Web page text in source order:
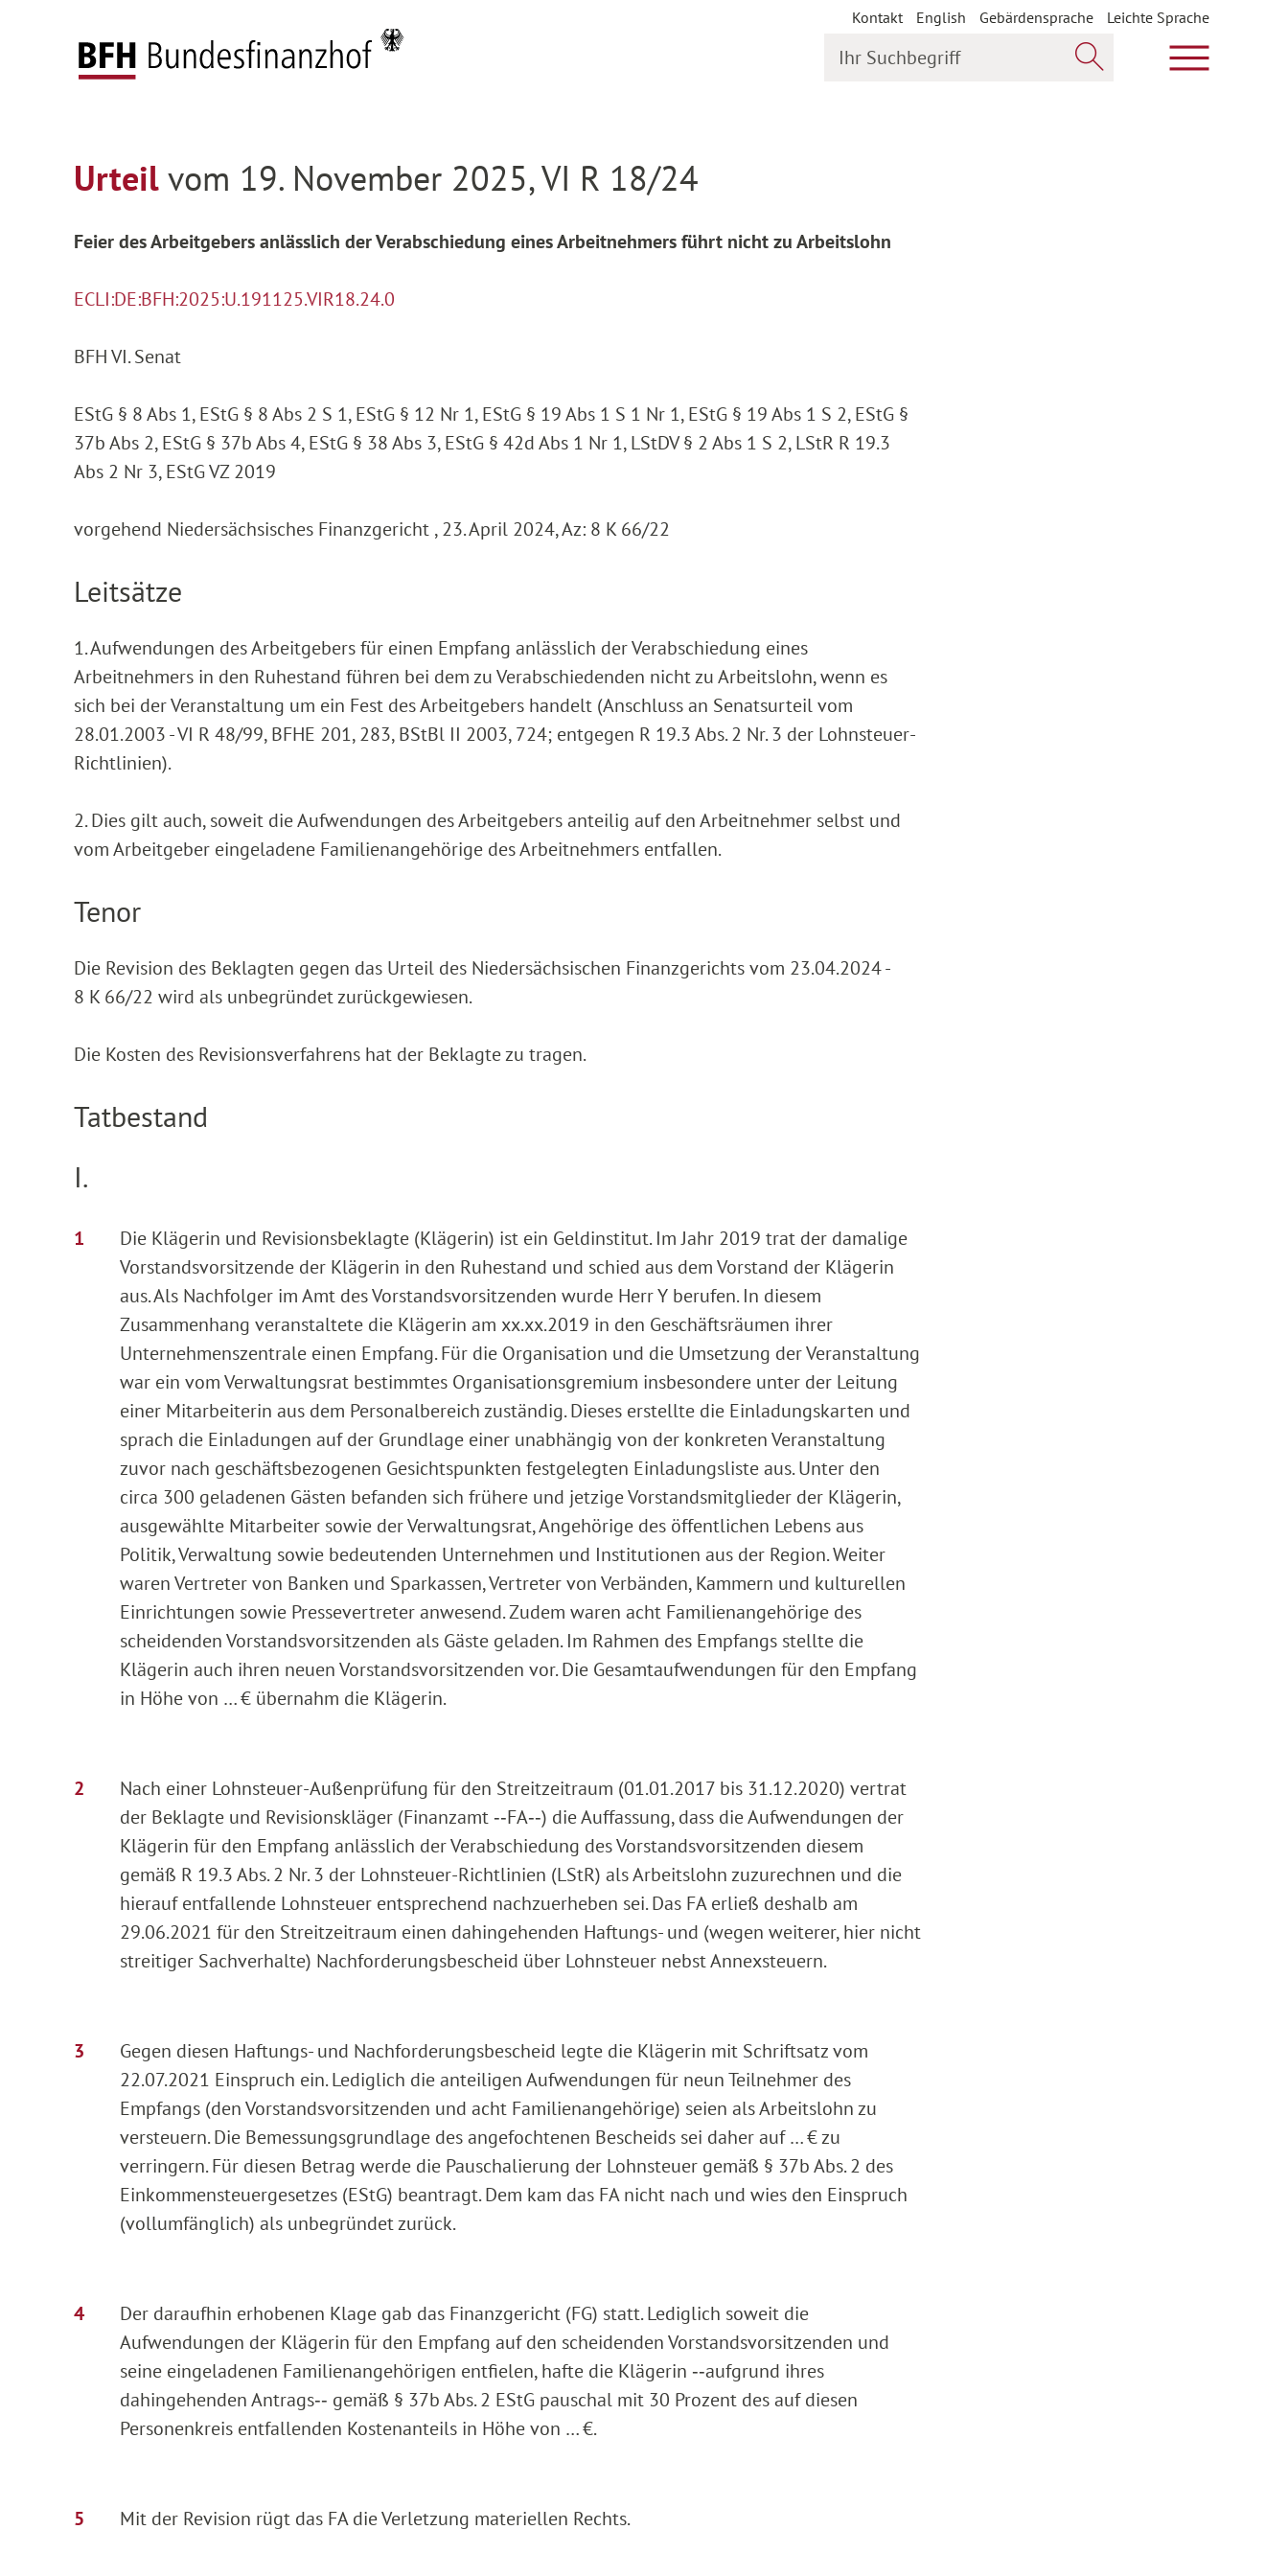
Kontakt English Gebärdensprache
Leichte Sprache
Hauptmenü
Startseite
Urteilvom 19. November 2025, VI R 18/24
Feier des Arbeitgebers anlässlich der Verabschiedung eines Arbeitnehmers führt nicht zu Arbeitslohn
ECLI:DE:BFH:2025:U.191125.VIR18.24.0
BFH VI. Senat
EStG § 8 Abs 1, EStG § 8 Abs 2 S 1, EStG § 12 Nr 1, EStG § 19 Abs 1 S 1 Nr 1, EStG § 19 Abs 1 S 2, EStG §
37b Abs 2, EStG § 37b Abs 4, EStG § 38 Abs 3, EStG § 42d Abs 1 Nr 1, LStDV § 2 Abs 1 S 2, LStR R 19.3
Abs 2 Nr 3, EStG VZ 2019
vorgehend Niedersächsisches Finanzgericht , 23. April 2024, Az: 8 K 66/22
Leitsätze
1. Aufwendungen des Arbeitgebers für einen Empfang anlässlich der Verabschiedung eines
Arbeitnehmers in den Ruhestand führen bei dem zu Verabschiedenden nicht zu Arbeitslohn, wenn es
sich bei der Veranstaltung um ein Fest des Arbeitgebers handelt (Anschluss an Senatsurteil vom
28.01.2003 - VI R 48/99, BFHE 201, 283, BStBl II 2003, 724; entgegen R 19.3 Abs. 2 Nr. 3 der Lohnsteuer-
Richtlinien).
2. Dies gilt auch, soweit die Aufwendungen des Arbeitgebers anteilig auf den Arbeitnehmer selbst und
vom Arbeitgeber eingeladene Familienangehörige des Arbeitnehmers entfallen.
Tenor
Die Revision des Beklagten gegen das Urteil des Niedersächsischen Finanzgerichts vom 23.04.2024 -
8 K 66/22 wird als unbegründet zurückgewiesen.
Die Kosten des Revisionsverfahrens hat der Beklagte zu tragen.
Tatbestand
I.
Die Klägerin und Revisionsbeklagte (Klägerin) ist ein Geldinstitut. Im Jahr 2019 trat der damalige
Vorstandsvorsitzende der Klägerin in den Ruhestand und schied aus dem Vorstand der Klägerin
aus. Als Nachfolger im Amt des Vorstandsvorsitzenden wurde Herr Y berufen. In diesem
Zusammenhang veranstaltete die Klägerin am xx.xx.2019 in den Geschäftsräumen ihrer
Unternehmenszentrale einen Empfang. Für die Organisation und die Umsetzung der Veranstaltung
war ein vom Verwaltungsrat bestimmtes Organisationsgremium insbesondere unter der Leitung
einer Mitarbeiterin aus dem Personalbereich zuständig. Dieses erstellte die Einladungskarten und
sprach die Einladungen auf der Grundlage einer unabhängig von der konkreten Veranstaltung
zuvor nach geschäftsbezogenen Gesichtspunkten festgelegten Einladungsliste aus. Unter den
circa 300 geladenen Gästen befanden sich frühere und jetzige Vorstandsmitglieder der Klägerin,
ausgewählte Mitarbeiter sowie der Verwaltungsrat, Angehörige des öffentlichen Lebens aus
Politik, Verwaltung sowie bedeutenden Unternehmen und Institutionen aus der Region. Weiter
waren Vertreter von Banken und Sparkassen, Vertreter von Verbänden, Kammern und kulturellen
Einrichtungen sowie Pressevertreter anwesend. Zudem waren acht Familienangehörige des
scheidenden Vorstandsvorsitzenden als Gäste geladen. Im Rahmen des Empfangs stellte die
Klägerin auch ihren neuen Vorstandsvorsitzenden vor. Die Gesamtaufwendungen für den Empfang
in Höhe von … € übernahm die Klägerin.
Nach einer Lohnsteuer-Außenprüfung für den Streitzeitraum (01.01.2017 bis 31.12.2020) vertrat
der Beklagte und Revisionskläger (Finanzamt ‑‑FA‑‑) die Auffassung, dass die Aufwendungen der
Klägerin für den Empfang anlässlich der Verabschiedung des Vorstandsvorsitzenden diesem
gemäß R 19.3 Abs. 2 Nr. 3 der Lohnsteuer-Richtlinien (LStR) als Arbeitslohn zuzurechnen und die
hierauf entfallende Lohnsteuer entsprechend nachzuerheben sei. Das FA erließ deshalb am
29.06.2021 für den Streitzeitraum einen dahingehenden Haftungs- und (wegen weiterer, hier nicht
streitiger Sachverhalte) Nachforderungsbescheid über Lohnsteuer nebst Annexsteuern.
Gegen diesen Haftungs- und Nachforderungsbescheid legte die Klägerin mit Schriftsatz vom
22.07.2021 Einspruch ein. Lediglich die anteiligen Aufwendungen für neun Teilnehmer des
Empfangs (den Vorstandsvorsitzenden und acht Familienangehörige) seien als Arbeitslohn zu
versteuern. Die Bemessungsgrundlage des angefochtenen Bescheids sei daher auf … € zu
verringern. Für diesen Betrag werde die Pauschalierung der Lohnsteuer gemäß § 37b Abs. 2 des
Einkommensteuergesetzes (EStG) beantragt. Dem kam das FA nicht nach und wies den Einspruch
(vollumfänglich) als unbegründet zurück.
Der daraufhin erhobenen Klage gab das Finanzgericht (FG) statt. Lediglich soweit die
Aufwendungen der Klägerin für den Empfang auf den scheidenden Vorstandsvorsitzenden und
seine eingeladenen Familienangehörigen entfielen, hafte die Klägerin ‑‑aufgrund ihres
dahingehenden Antrags‑‑ gemäß § 37b Abs. 2 EStG pauschal mit 30 Prozent des auf diesen
Personenkreis entfallenden Kostenanteils in Höhe von … €.
Mit der Revision rügt das FA die Verletzung materiellen Rechts.